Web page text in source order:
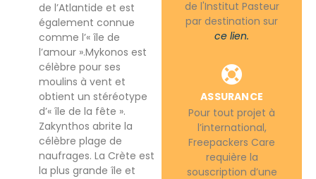
de l’Atlantide et est
également connue
comme l’« île de
l’amour ».Mykonos est
célèbre pour ses
moulins à vent et
obtient un stéréotype
d’« île de la fête ».
Zakynthos abrite la
célèbre plage de
naufrages. La Crète est
la plus grande île et
de l'Institut Pasteur
par destination sur
ce lien.
ASSURANCE
Pour tout projet à
l’international,
Freepackers Care
requière la
souscription d’une